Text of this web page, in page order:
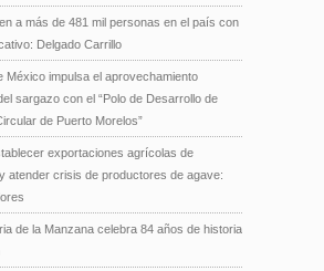
a más de 481 mil personas en el país con
Delgado Carrillo
México impulsa el aprovechamiento
sargazo con el “Polo de Desarrollo de
de Puerto Morelos”
exportaciones agrícolas de
atender crisis de productores de agave:
de la Manzana celebra 84 años de historia